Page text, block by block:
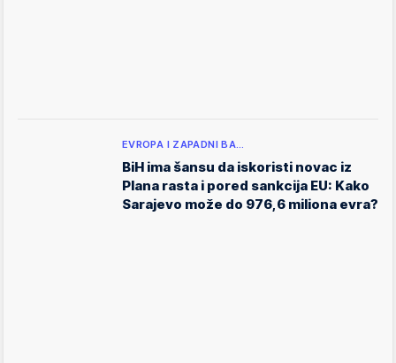
EVROPA I ZAPADNI BA…
BiH ima šansu da iskoristi novac iz
Plana rasta i pored sankcija EU: Kako
Sarajevo može do 976,6 miliona evra?